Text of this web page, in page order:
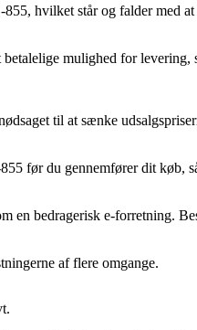
hvilket står og falder med at
mulighed for levering,
til at sænke
før du gennemfører dit køb,
en bedragerisk e-forretning.
af flere omgange.